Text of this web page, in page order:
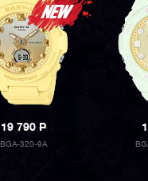
19 790P
BGA-320-9A